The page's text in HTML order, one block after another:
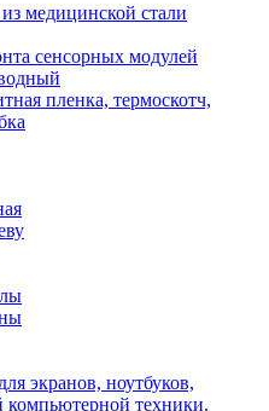
медицинской стали
сенсорных модулей
пленка, термоскотч,
экранов, ноутбуков,
компьютерной техники.